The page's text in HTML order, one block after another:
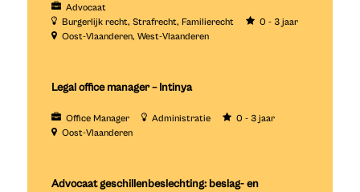
Advocaat
Burgerlijk recht Strafrecht Familierecht
0 - 3 jaar
Oost-Vlaanderen West-Vlaanderen
Legal office manager – Intinya
Office Manager Administratie
0 - 3 jaar
Oost-Vlaanderen
Advocaat geschillenbeslechting: beslag- en